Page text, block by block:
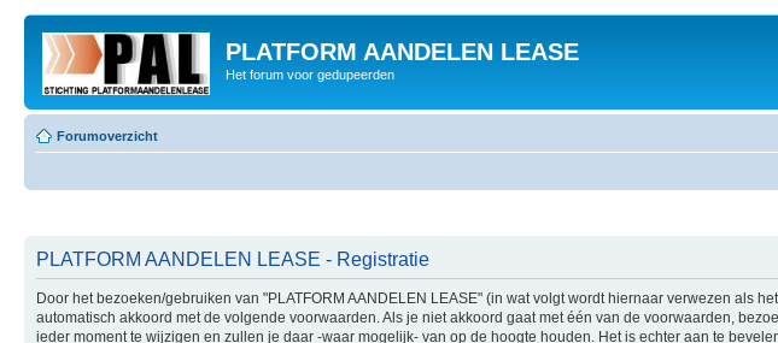
PLATFORM AANDELEN LEASE
Het forum voor gedupeerden
Forumoverzicht
PLATFORM AANDELEN LEASE - Registratie
Door het bezoeken/gebruiken van "PLATFORM AANDELEN LEASE" (in wat volgt wordt hiernaar verwezen als
automatisch akkoord met de volgende voorwaarden. Als je niet akkoord gaat met één van de voorwaarden,
ieder moment te wijzigen en zullen je daar -waar mogelijk- van op de hoogte houden. Het is echter aan te